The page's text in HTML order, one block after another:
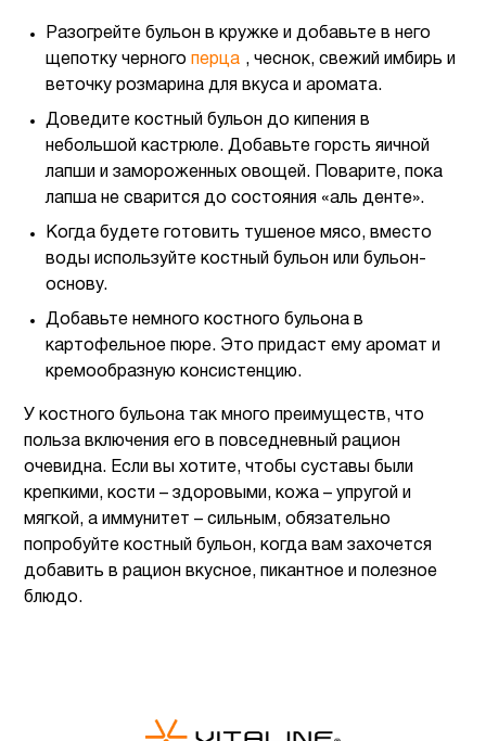
Разогрейте бульон в кружке и добавьте в него
щепотку черного перца , чеснок, свежий имбирь и
веточку розмарина для вкуса и аромата.
Доведите костный бульон до кипения в
небольшой кастрюле. Добавьте горсть яичной
лапши и замороженных овощей. Поварите, пока
лапша не сварится до состояния «аль денте».
Когда будете готовить тушеное мясо, вместо
воды используйте костный бульон или бульон-
основу.
Добавьте немного костного бульона в
картофельное пюре. Это придаст ему аромат и
кремообразную консистенцию.
У костного бульона так много преимуществ, что
польза включения его в повседневный рацион
очевидна. Если вы хотите, чтобы суставы были
крепкими, кости – здоровыми, кожа – упругой и
мягкой, а иммунитет – сильным, обязательно
попробуйте костный бульон, когда вам захочется
добавить в рацион вкусное, пикантное и полезное
блюдо.